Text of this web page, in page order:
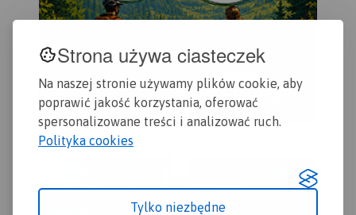
Strona używa ciasteczek
Na naszej stronie używamy plików cookie, aby
poprawić jakość korzystania, oferować
spersonalizowane treści i analizować ruch.
Polityka cookies
Tylko niezbędne